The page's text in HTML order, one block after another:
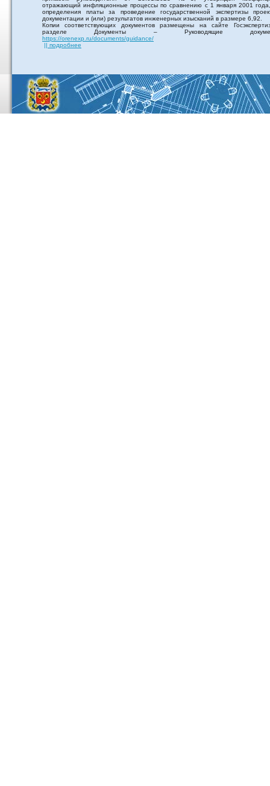
отражающий инфляционные процессы по сравнению с 1 января 2001
определения платы за проведение государственной экспертизы
документации и (или) результатов инженерных изысканий в размере 6,92.
Копии соответствующих документов размещены на сайте
разделе Документы – Руководящие
https://orenexp.ru/documents/guidance/
|| подробнее